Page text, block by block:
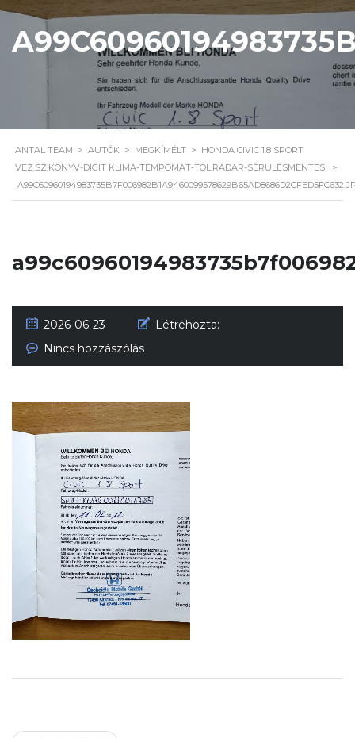
ANTAL TEAM > AUTÓK > MEGKÍMÉLT > HONDA CIVIC 1.8 SPORT
VEZ.SZ.KÖNYV-DIGIT KLIMA-TEMPOMAT-TOL.RADAR-SÉRÜLÉSMENTES! >
2026-06-23
Létrehozta:
Nincs hozzászólás